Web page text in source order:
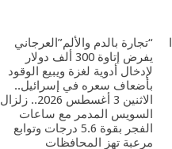
“تجارة بالدم والألم”العرجاني
يفرض إتاوة 300 ألف دولار
لإدخال أدوية لغزة ويبيع الوقود
بأضعاف سعره في إسرائيل..
الاثنين 3 أغسطس 2026.. زلزال
السويس المدمر مع ساعات
الفجر بقوة 5.6 درجات وتوابع
مرعبة تهز المحافظات